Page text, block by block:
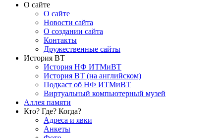
О сайте
О сайте
Новости сайта
О создании сайта
Контакты
Дружественные сайты
История ВТ
История НФ ИТМиВТ
История ВТ (на английском)
Подкаст об НФ ИТМиВТ
Виртуальный компьютерный музей
Аллея памяти
Кто? Где? Когда?
Адреса и явки
Анкеты